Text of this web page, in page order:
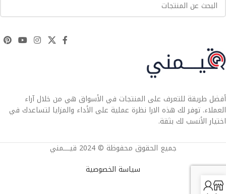
أفضل طريقة للتعرف على المنتجات في الأسواق هي من خلال آراء
العملاء. توفر لك هذه الارا نظرة عملية على الأداء والمزايا لتساعدك في
اختيار الأنسب لك بثقة.
جميع الحقوق محفوظة © 2024 قيــــمني
سياسة الخصوصية